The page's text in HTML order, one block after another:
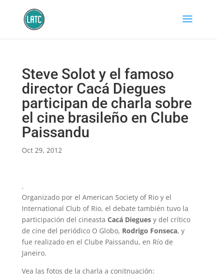
Steve Solot y el famoso
director Cacá Diegues
participan de charla sobre
el cine brasileño en Clube
Paissandu
Oct 29, 2012
.
Organizado por el American Society of Rio y el
International Club of Rio, el debate también tuvo la
participación del cineasta Cacá Dieguesy del crítico
de cine del periódico O Globo, Rodrigo Fonseca, y
fue realizado en el Clube Paissandu, en Río de
Janeiro.
Vea las fotos de la charla a conitnuación: